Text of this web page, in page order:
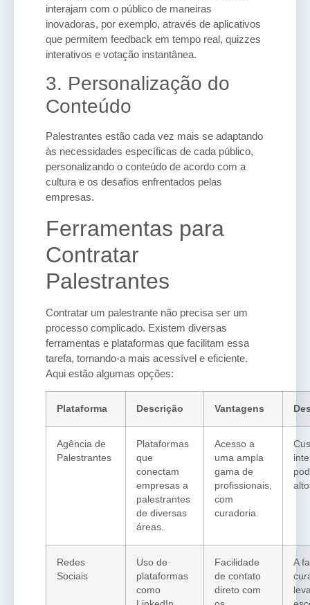
interajam com o público de maneiras
inovadoras, por exemplo, através de aplicativos
que permitem feedback em tempo real, quizzes
interativos e votação instantânea.
3. Personalização do
Conteúdo
Palestrantes estão cada vez mais se adaptando
às necessidades específicas de cada público,
personalizando o conteúdo de acordo com a
cultura e os desafios enfrentados pelas
empresas.
Ferramentas para
Contratar
Palestrantes
Contratar um palestrante não precisa ser um
processo complicado. Existem diversas
ferramentas e plataformas que facilitam essa
tarefa, tornando-a mais acessível e eficiente.
Aqui estão algumas opções:
Plataforma Descrição Vantagens
Agência de
Palestrantes
Plataformas
que
conectam
empresas a
palestrantes
de diversas
áreas.
Acesso a
uma ampla
gama de
profissionais,
com
curadoria.
Redes
Sociais
Uso de
plataformas
como
Facilidade
de contato
direto com
A